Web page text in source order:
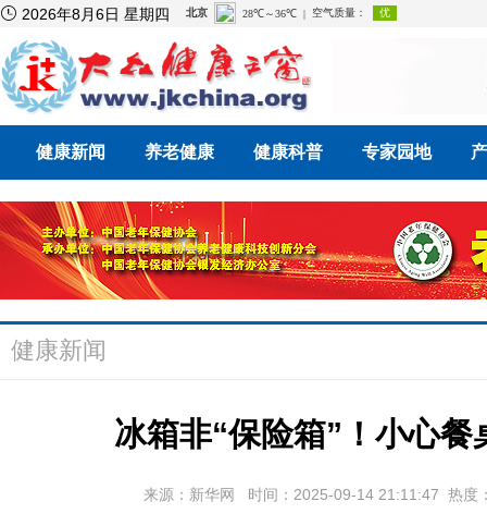
 2026年8月6日 星期四
健康新闻 养老健康 健康科普 专家园地
健康新闻
冰箱非“保险箱”！小心餐
来源：新华网 时间：2025-09-14 21:11:47 热度